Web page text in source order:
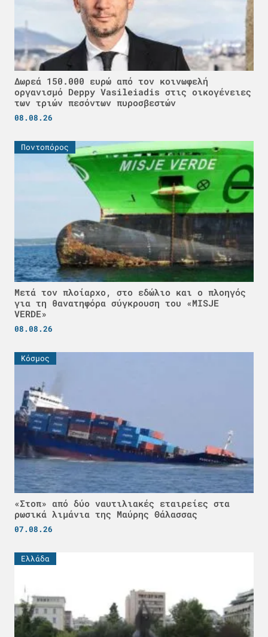
Δωρεά 150.000 ευρώ από τον κοινωφελή
οργανισμό Deppy Vasileiadis στις οικογένειες
των τριών πεσόντων πυροσβεστών
08.08.26
Ποντοπόρος
Μετά τον πλοίαρχο, στο εδώλιο και ο πλοηγός
για τη θανατηφόρα σύγκρουση του «MISJE
VERDE»
08.08.26
Κόσμος
«Στοπ» από δύο ναυτιλιακές εταιρείες στα
ρωσικά λιμάνια της Μαύρης Θάλασσας
07.08.26
Ελλάδα